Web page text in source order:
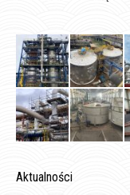
Aktualności